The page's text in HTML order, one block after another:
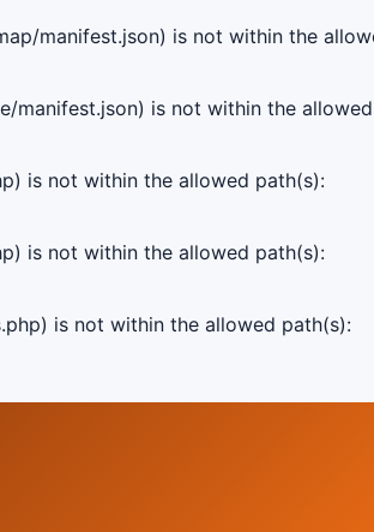
manifest.json) is not within the
manifest.json) is not within the
is not within the allowed path(s):
is not within the allowed path(s):
is not within the allowed path(s):